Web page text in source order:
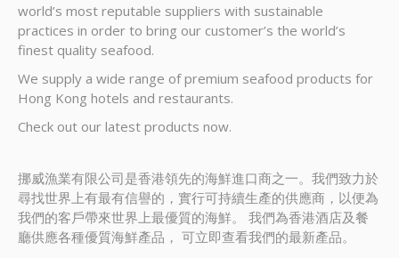
world’s most reputable suppliers with sustainable
practices in order to bring our customer’s the world’s
finest quality seafood.
We supply a wide range of premium seafood products for
Hong Kong hotels and restaurants.
Check out our latest products now.
挪威漁業有限公司是香港領先的海鮮進口商之一。我們致力於
尋找世界上有最有信譽的，實行可持續生產的供應商，以便為
我們的客戶帶來世界上最優質的海鮮。 我們為香港酒店及餐
廳供應各種優質海鮮產品， 可立即查看我們的最新產品。